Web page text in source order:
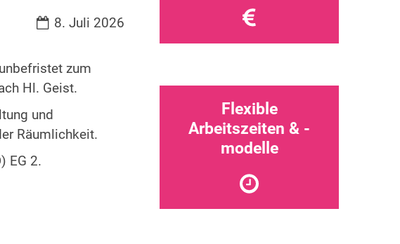
Datum:
8. Juli 2026
zum
Hl. Geist.
und
Räumlichkeit.
EG 2.
Flexible
Arbeitszeiten & -
modelle